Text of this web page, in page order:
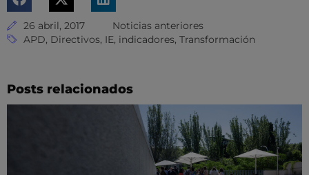
26 abril, 2017
Noticias anteriores
APD, Directivos, IE, indicadores, Transformación
Posts relacionados